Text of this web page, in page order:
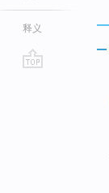
释义